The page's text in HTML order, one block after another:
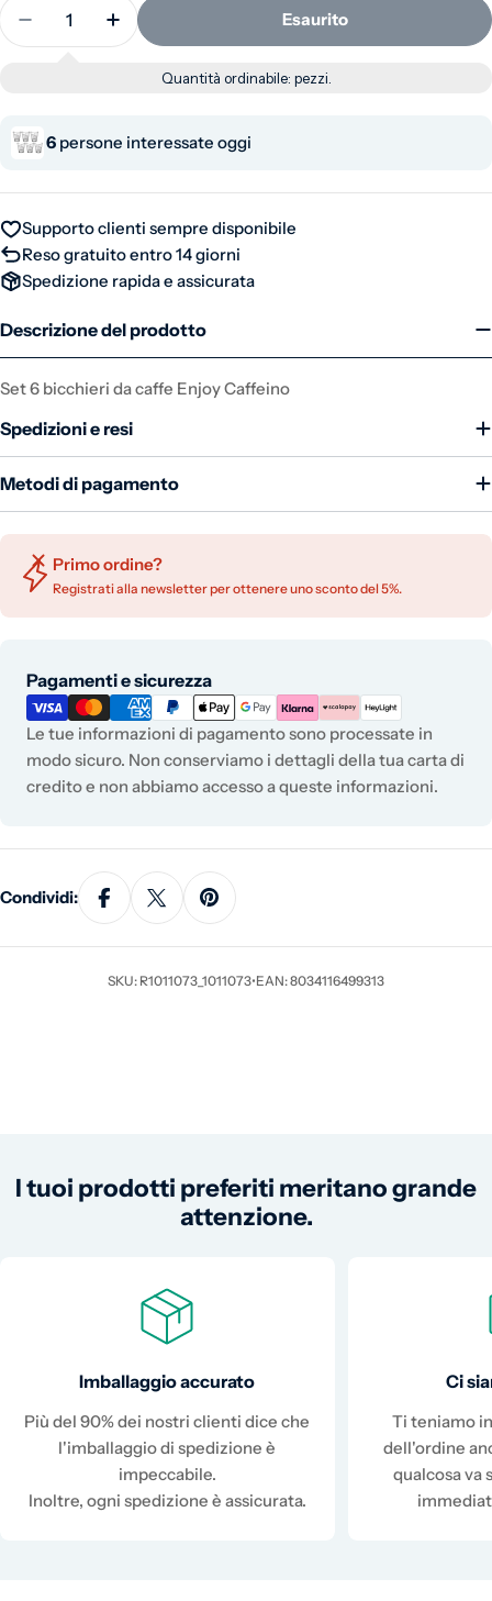
Quantità
Diminuisci la quantità per Set 6 bicchieri caffe -
Aumenta la quantità per Set 6 bicchieri
Esaurito
Quantità ordinabile: pezzi.
6 persone interessate oggi
Supporto clienti sempre disponibile
Reso gratuito entro 14 giorni
Spedizione rapida e assicurata
Descrizione del prodotto
Set 6 bicchieri da caffe Enjoy Caffeino
Spedizioni e resi
Metodi di pagamento
Primo ordine?
Registrati alla newsletter per ottenere uno sconto del 5%.
Pagamenti e sicurezza
Metodi di pagamento
Le tue informazioni di pagamento sono processate in
modo sicuro. Non conserviamo i dettagli della tua carta di
credito e non abbiamo accesso a queste informazioni.
Condividi:
SKU: R1011073_1011073•EAN: 8034116499313
I tuoi prodotti preferiti meritano grande
attenzione.
Imballaggio accurato
Più del 90% dei nostri clienti dice che
l'imballaggio di spedizione è
impeccabile.
Inoltre, ogni spedizione è assicurata.
Ci
Ti teniamo
dell'ordine
qualcosa va